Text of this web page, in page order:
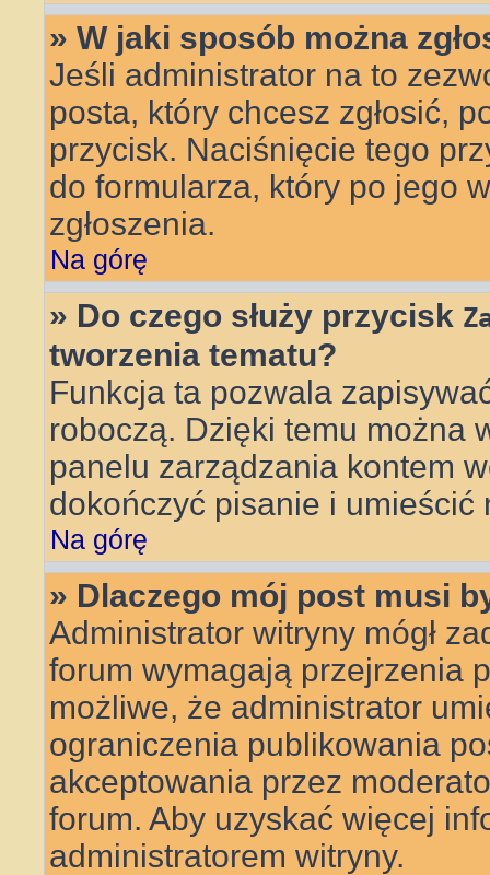
» W jaki sposób można
Jeśli administrator na to
posta, który chcesz zgłosić,
przycisk. Naciśnięcie tego
do formularza, który po jego
zgłoszenia.
Na górę
» Do czego służy przycisk
tworzenia tematu?
Funkcja ta pozwala
roboczą. Dzięki temu można
panelu zarządzania kontem
dokończyć pisanie i umieścić
Na górę
» Dlaczego mój post musi
Administrator witryny mógł
forum wymagają przejrzenia
możliwe, że administrator
ograniczenia publikowania
akceptowania przez
forum. Aby uzyskać więcej
administratorem witryny.